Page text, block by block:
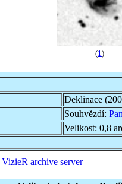
(1 )
Deklinace
Souhvězdí:
Velikost: 0,8
VizieR archive server